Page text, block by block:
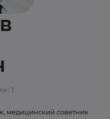
1
медицинский советник